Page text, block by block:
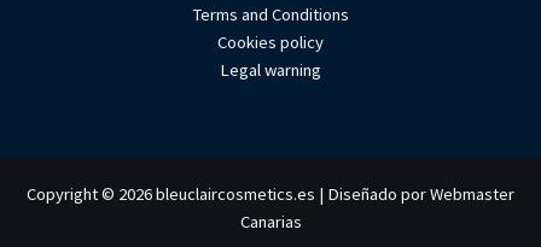
Terms and Conditions
Cookies policy
Legal warning
Copyright © 2026 bleuclaircosmetics.es | Diseñado por Webmaster
Canarias